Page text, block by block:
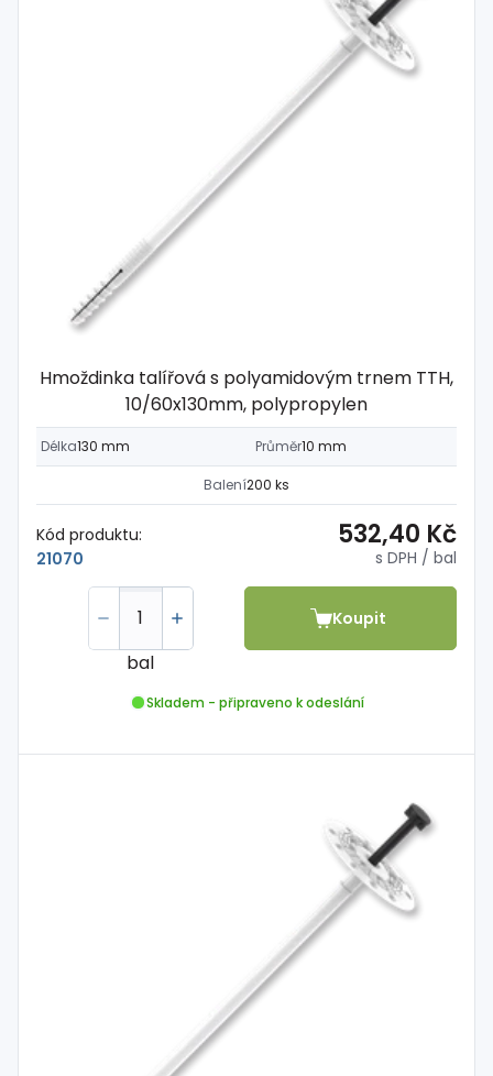
Hmoždinka talířová s polyamidovým trnem TTH,
10/60x130mm, polypropylen
Délka130 mm Průměr10 mm
Balení200 ks
Kód produktu:
21070
532,40 Kč
s DPH / bal
bal
Koupit
Skladem - připraveno k odeslání